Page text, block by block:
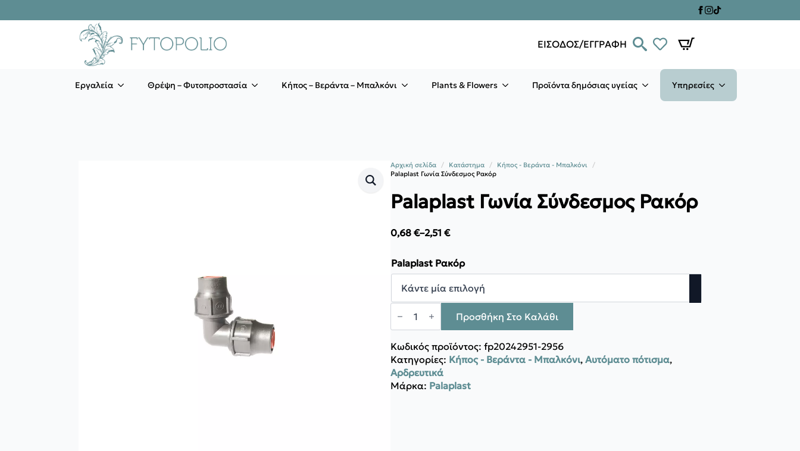
ΕΙΣΟΔΟΣ/ΕΓΓΡΑΦΗ
Εργαλεία Θρέψη – Φυτοπροστασία Κήπος – Βεράντα – Μπαλκόνι Plants & Flowers Προϊόντα δημόσιας υγείας Υπηρεσίες
Αρχική σελίδα Κατάστημα
Κήπος - Βεράντα - Μπαλκόνι
Palaplast Γωνία Σύνδεσμος Ρακόρ
Palaplast Γωνία Σύνδεσμος Ρακόρ
0,68 €–2,51 €
Price
0,68 €
through
2,51 €
Palaplast Ρακόρ
Palaplast
Γωνία
ποσότητα
Προσθήκη Στο Καλάθι
Κωδικός προϊόντος: fp20242951-2956
Κατηγορίες: Κήπος - Βεράντα - Μπαλκόνι, Αυτόματο πότισμα,
Αρδρευτικά
Μάρκα: Palaplast